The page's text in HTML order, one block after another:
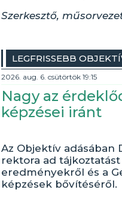
Szerkesztő,
LEGFRISSEBB
2026. aug. 6. csütörtök 19:15
Nagy az
képzései iránt
Az Objektív adásában
rektora ad
eredményekről és a
képzések bővítéséről.